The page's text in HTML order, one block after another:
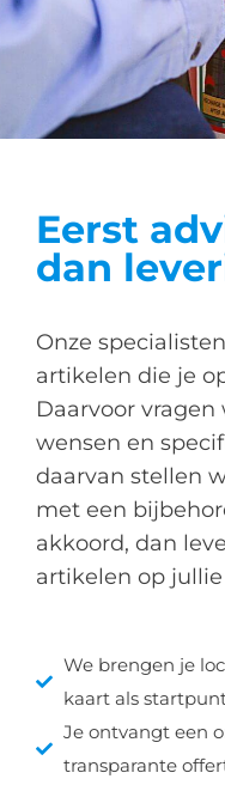
Eerst
dan
Onze
artikelen die je
Daarvoor
wensen en
daarvan stellen
met een
akkoord, dan
artikelen op
We brengen je
kaart als
Je ontvangt een
transparante